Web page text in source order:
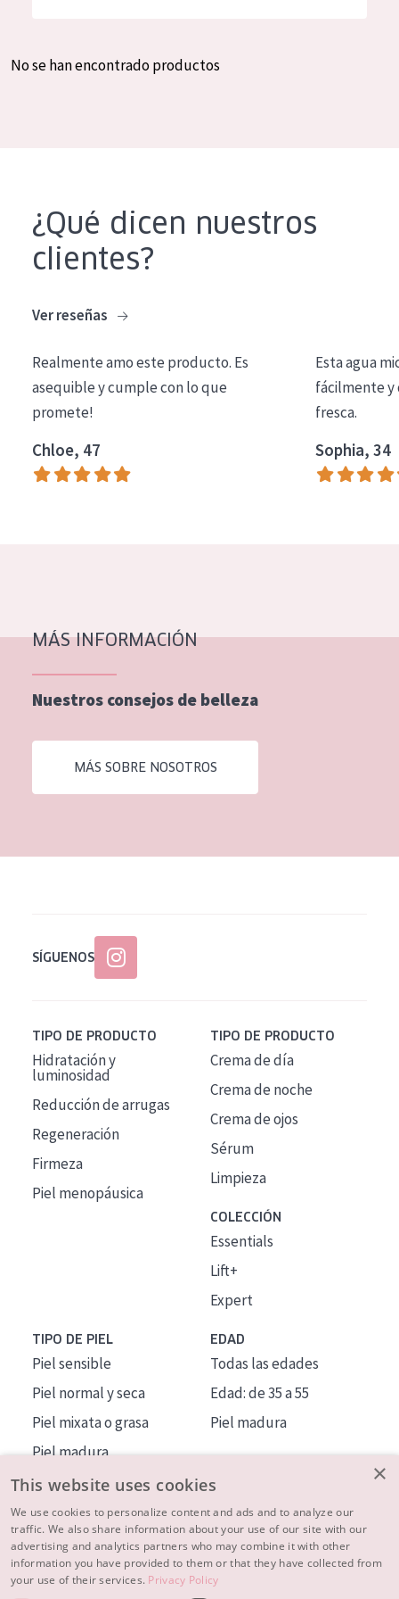
Crema de día
Crema de noche
Limpieza
COLECCIÓN
Essentials
Lift+
Piel normal y seca
Piel mixata o grasa
Piel madura
Piel expuesta al sol
Piel menopáusica
Todas las edades
Spanish
No se han encontrado productos
¿Qué dicen nuestros
clientes?
Ver reseñas
Realmente amo este producto. Es
asequible y cumple con lo que
promete!
Chloe, 47
Esta agua
fácilmente y
fresca.
Sophia, 34
MÁS INFORMACIÓN
Nuestros consejos de belleza
MÁS SOBRE NOSOTROS
SÍGUENOS
TIPO DE PRODUCTO
Hidratación y
luminosidad
Reducción de arrugas
Regeneración
Firmeza
Piel menopáusica
TIPO DE PRODUCTO
Crema de día
Crema de noche
Crema de ojos
Sérum
Limpieza
COLECCIÓN
Essentials
Lift+
Expert
TIPO DE PIEL
Piel sensible
Piel normal y seca
Piel mixata o grasa
Piel madura
Piel expuesta al sol
Piel menopáusica
EDAD
Todas las edades
Edad: de 35 a 55
Piel madura
MÁS SOBRE NOSOTROS
INSPIRACIÓN
×
This website uses cookies
We use cookies to personalize content and ads and to analyze our
traffic. We also share information about your use of our site with our
advertising and analytics partners who may combine it with other
information you have provided to them or that they have collected from
your use of their services. Privacy Policy